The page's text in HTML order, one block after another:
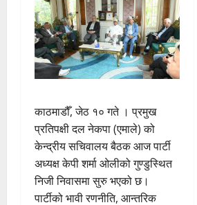
काठमाडौँ, जेठ १० गते । प्रमुख
प्रतिपक्षी दल नेकपा (एमाले) को
केन्द्रीय सचिवालय बैठक आज पार्टी
अध्यक्ष केपी शर्मा ओलीको गुण्डुस्थित
निजी निवासमा सुरु भएको छ।
पार्टीको भावी रणनीति, आन्तरिक